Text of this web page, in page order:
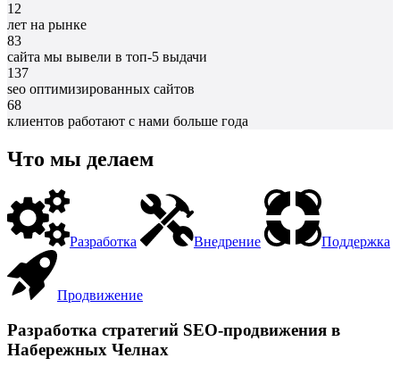
12
лет на рынке
83
сайта мы вывели в топ-5 выдачи
137
seo оптимизированных сайтов
68
клиентов работают с нами больше года
Что мы делаем
Разработка Внедрение Поддержка
Продвижение
Разработка стратегий SEO-продвижения в
Набережных Челнах